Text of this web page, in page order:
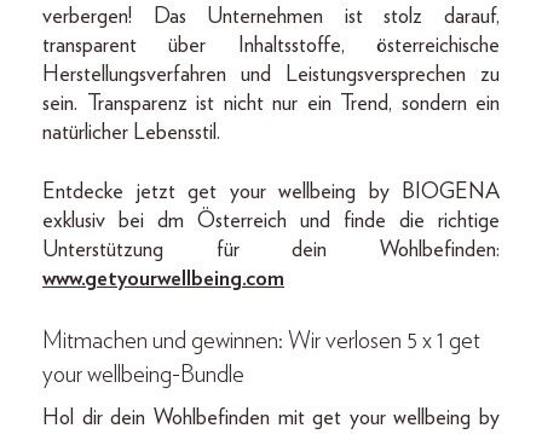
verbergen! Das Unternehmen ist stolz darauf,
transparent über Inhaltsstoffe, österreichische
Herstellungsverfahren und Leistungsversprechen zu
sein. Transparenz ist nicht nur ein Trend, sondern ein
natürlicher Lebensstil.
Entdecke jetzt get your wellbeing by BIOGENA
exklusiv bei dm Österreich und finde die richtige
Unterstützung für dein Wohlbefinden:
www.getyourwellbeing.com
Mitmachen und gewinnen: Wir verlosen 5 x 1 get
your wellbeing-Bundle
Hol dir dein Wohlbefinden mit get your wellbeing by